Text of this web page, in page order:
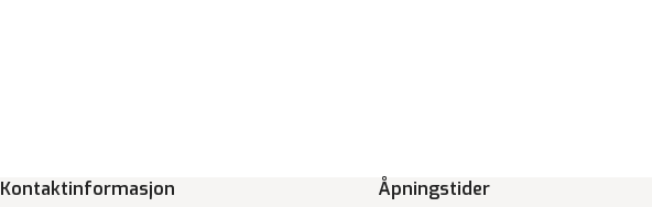
Kontaktinformasjon Åpningstider